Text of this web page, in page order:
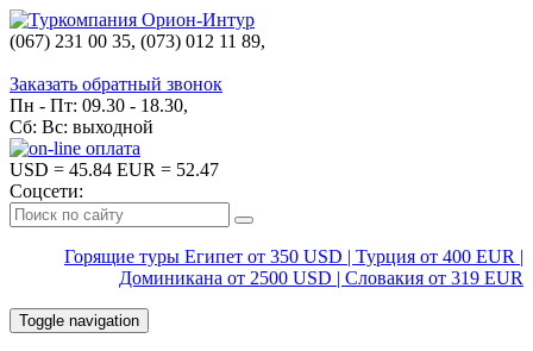
(067) 231 00 35, (073) 012 11 89,
Заказать обратный звонок
Пн - Пт: 09.30 - 18.30,
Сб: Вс: выходной
USD = 45.84 EUR = 52.47
Соцсети:
Горящие туры Египет от 350 USD | Турция от 400 EUR |
Доминикана от 2500 USD | Словакия от 319 EUR
Toggle navigation